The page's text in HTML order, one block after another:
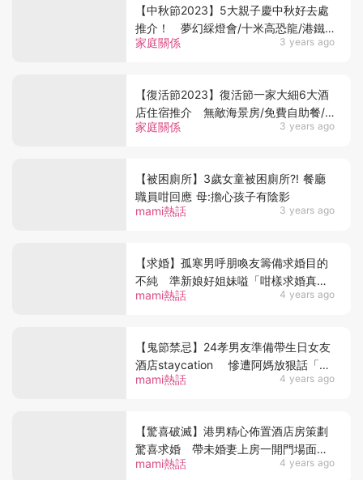
家庭關係 3 years ago
【中秋節2023】5大親子慶中秋好去處
推介！ 夢幻綵燈會/十米高恐龍/港鐵
主題住宿
家庭關係 3 years ago
【復活節2023】復活節一家大細6大酒
店住宿推介 無敵海景房/免費自助餐/
免費限定下午茶
mami熱話 3 years ago
【被困廁所】3歲女童被困廁所?! 餐廳
職員咁回應 母:擔心孩子有陰影
mami熱話 4 years ago
【求婚】孤寒男呼朋喚友籌備求婚目的
不純 準新娘好姐妹嗌「咁樣求婚真係
好肉酸！」
mami熱話 4 years ago
【鬼節禁忌】24孝男友準備帶生日女友
酒店staycation 慘遭阿媽放狠話「鬼
節出街咪洗旨意再翻嚟」
mami熱話 4 years ago
【驚喜破滅】港男精心佈置酒店房策劃
驚喜求婚 帶未婚妻上房一開門場面驚
嚇